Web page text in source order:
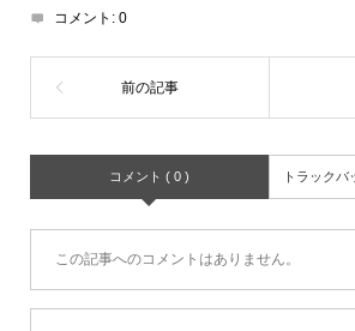
コメント: 0
コメント ( 0 ) トラックバ
この記事へのコメントはありません。